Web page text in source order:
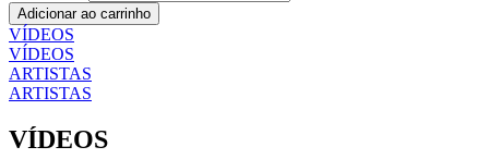
Adicionar ao carrinho
VÍDEOS
VÍDEOS
ARTISTAS
ARTISTAS
VÍDEOS